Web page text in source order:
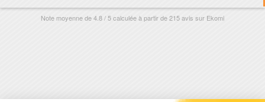
Note moyenne de4.8/5calculée à partir de215avis sur Ekomi